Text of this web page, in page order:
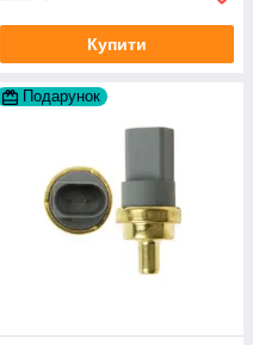
Купити
Подарунок